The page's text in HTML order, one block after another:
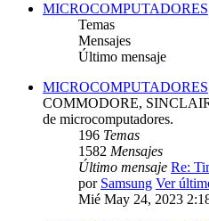
MICROCOMPUTADORES
Temas
Mensajes
Último mensaje
MICROCOMPUTADORES
COMMODORE,
de microcomputadores.
196 Temas
1582 Mensajes
Último mensaje Re:
por Samsung Ver
Mié May 24, 2023